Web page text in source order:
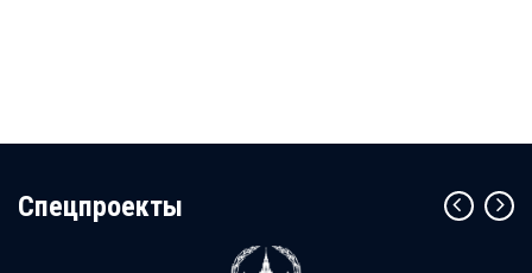
Cпецпроекты